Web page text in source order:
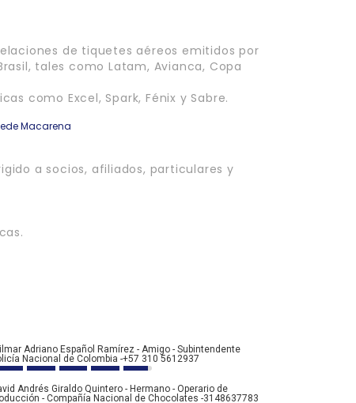
de tiquetes aéreos emitidos por
tales como Latam, Avianca, Copa
como Excel, Spark, Fénix y Sabre.
Macarena
a socios, afiliados, particulares y
Adriano Español Ramírez - Amigo - Subintendente
Nacional de Colombia -+57 310 5612937
Andrés Giraldo Quintero - Hermano - Operario de
- Compañía Nacional de Chocolates -3148637783